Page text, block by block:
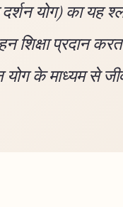
योग) का यह
शिक्षा प्रदान
योग के माध्यम से